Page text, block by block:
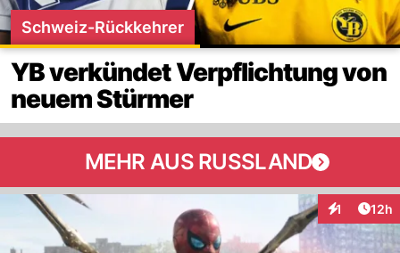
Schweiz-Rückkehrer
YB verkündet Verpflichtung von
neuem Stürmer
MEHR AUS RUSSLAND
1 12h